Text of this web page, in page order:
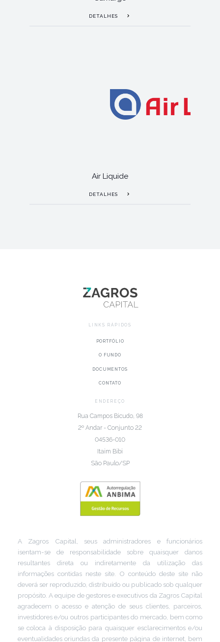
DETALHES
Air Liquide
DETALHES
LINKS RÁPIDOS
PORTFÓLIO
O FUNDO
DOCUMENTOS
CONTATO
ENDEREÇO
Rua Campos Bicudo, 98
2º Andar - Conjunto 22
04536-010
Itaim Bibi
São Paulo/SP
A Zagros Capital, seus administradores e funcionários
isentam-se de responsabilidade sobre quaisquer danos
resultantes direta ou indiretamente da utilização das
informações contidas neste site. O conteúdo deste site não
deverá ser reproduzido, distribuído ou publicado sob qualquer
propósito. A equipe de gestores e executivos da Zagros Capital
agradecem o acesso e atenção de seus clientes, parceiros,
investidores e/ou outros participantes do mercado, bem como
se coloca à disposição para quaisquer esclarecimentos e/ou
eventualidades oriundas da presente página de internet, bem